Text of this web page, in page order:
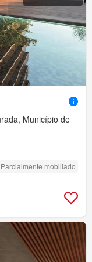
Município de
Parcialmente mobiliado